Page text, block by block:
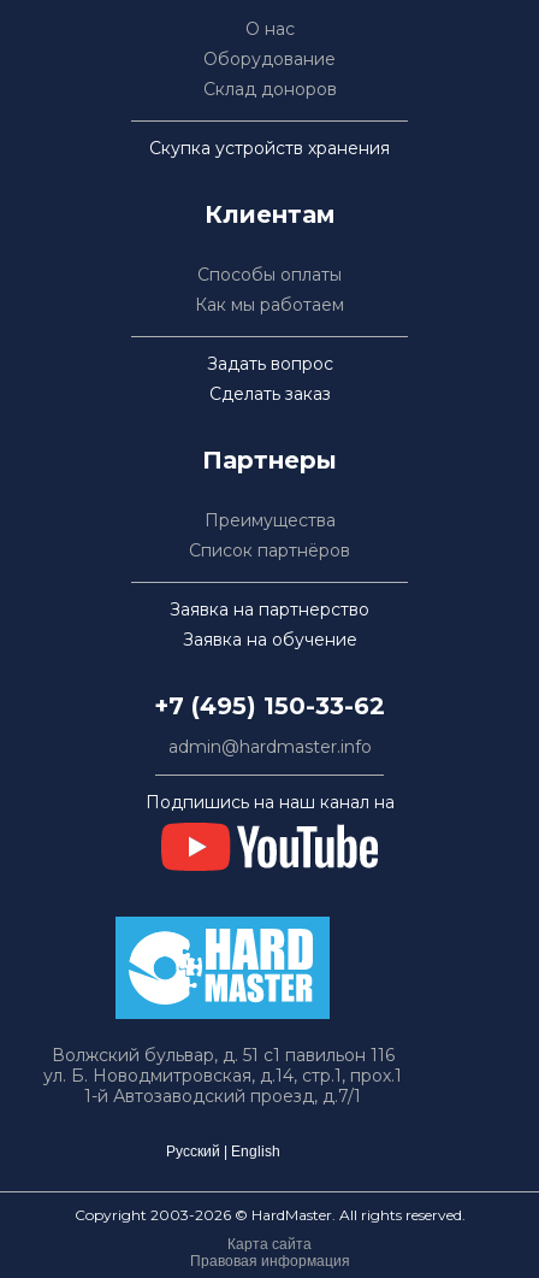
О нас
Оборудование
Склад доноров
Скупка устройств хранения
Клиентам
Способы оплаты
Как мы работаем
Задать вопрос
Сделать заказ
Партнеры
Преимущества
Список партнёров
Заявка на партнерство
Заявка на обучение
+7 (495) 150-33-62
admin@hardmaster.info
Подпишись на наш канал на
Волжский бульвар, д. 51 с1 павильон 116
ул. Б. Новодмитровская, д.14, стр.1, прох.1
1-й Автозаводский проезд, д.7/1
Русский English
Copyright 2003-2026 © HardMaster. All rights reserved.
Карта сайта
Правовая информация